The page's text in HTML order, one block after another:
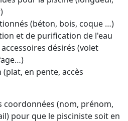
(béton, bois, coque …)
et de purification de l'eau
désirés (volet
en pente, accès
coordonnées (nom, prénom,
pour que le pisciniste soit en